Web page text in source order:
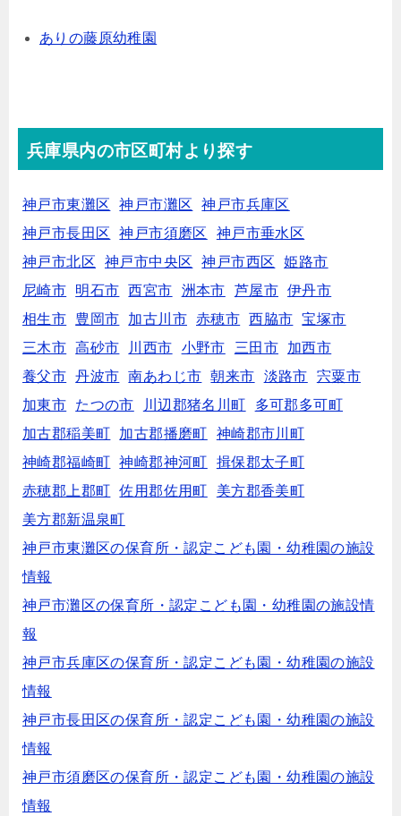
ありの藤原幼稚園
兵庫県内の市区町村より探す
神戸市東灘区 神戸市灘区
神戸市兵庫区
神戸市長田区
神戸市須磨区
神戸市垂水区
神戸市北区
神戸市中央区 神戸市西区
姫路市
尼崎市
明石市 西宮市 洲本市 芦屋市 伊丹市
相生市
豊岡市 加古川市 赤穂市 西脇市
宝塚市
三木市
高砂市 川西市 小野市 三田市
加西市
養父市
丹波市 南あわじ市 朝来市 淡路市
宍粟市
加東市
たつの市 川辺郡猪名川町
多可郡多可町
加古郡稲美町
加古郡播磨町
神崎郡市川町
神崎郡福崎町
神崎郡神河町
揖保郡太子町
赤穂郡上郡町
佐用郡佐用町
美方郡香美町
美方郡新温泉町
神戸市東灘区の保育所・認定こども園・幼稚園の施設
情報
神戸市灘区の保育所・認定こども園・幼稚園の施設情
報
神戸市兵庫区の保育所・認定こども園・幼稚園の施設
情報
神戸市長田区の保育所・認定こども園・幼稚園の施設
情報
神戸市須磨区の保育所・認定こども園・幼稚園の施設
情報